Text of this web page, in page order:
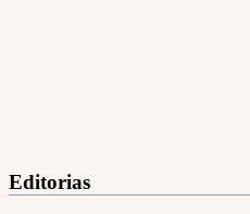
Editorias